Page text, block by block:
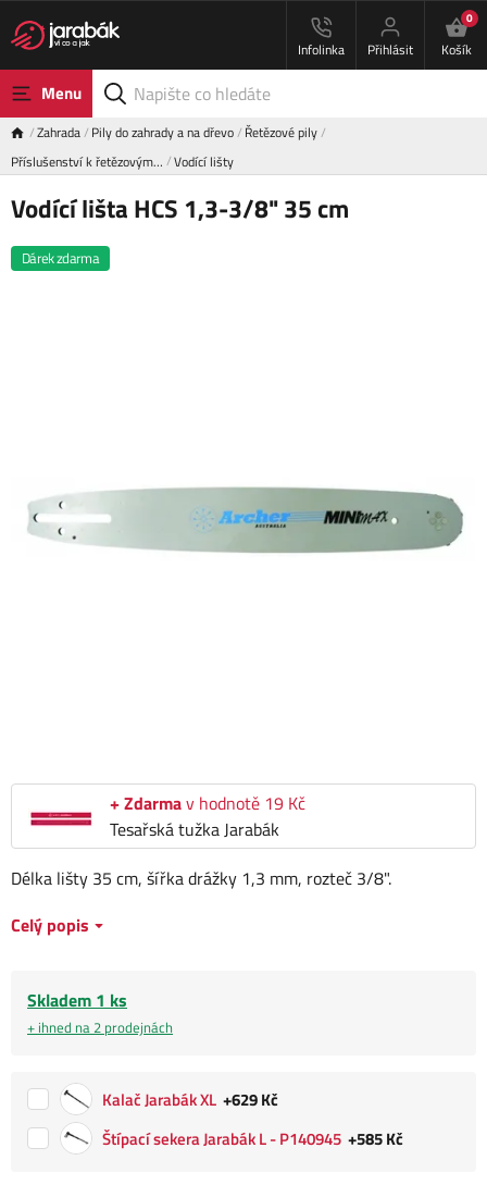
Infolinka Přihlásit
0
Košík
Menu
Zahrada Pily do zahrady a na dřevo Řetězové pily
Příslušenství k řetězovým… Vodící lišty
Vodící lišta HCS 1,3-3/8" 35 cm
Dárek zdarma
+ Zdarmav hodnotě 19 Kč
Tesařská tužka Jarabák
Délka lišty 35 cm, šířka drážky 1,3 mm, rozteč 3/8".
Celý popis
Skladem 1 ks
+ ihned na 2 prodejnách
Kalač Jarabák XL +629 Kč
Štípací sekera Jarabák L - P140945 +585 Kč